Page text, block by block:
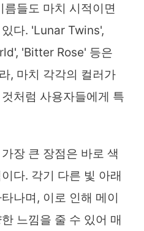
들도 마치 시적이면
다. 'Lunar Twins',
'Bitter Rose' 등은
, 마치 각각의 컬러가
처럼 사용자들에게 특
장 큰 장점은 바로 색
다. 각기 다른 빛 아래
나며, 이로 인해 메이
느낌을 줄 수 있어 매